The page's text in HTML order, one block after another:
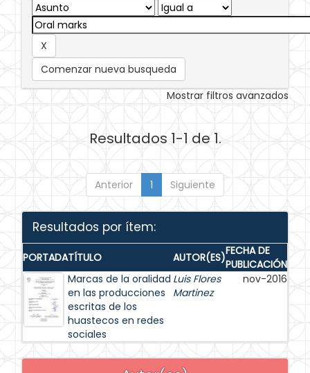
Comenzar nueva busqueda
Mostrar filtros avanzados
Resultados 1-1 de 1.
Anterior 1 Siguiente
Resultados por ítem:
PORTADATÍTULO AUTOR(ES)FECHA DE
PUBLICACIÓN
Marcas de la oralidad
en las producciones
escritas de los
huastecos en redes
sociales
Luis Flores
Martinez
nov-2016